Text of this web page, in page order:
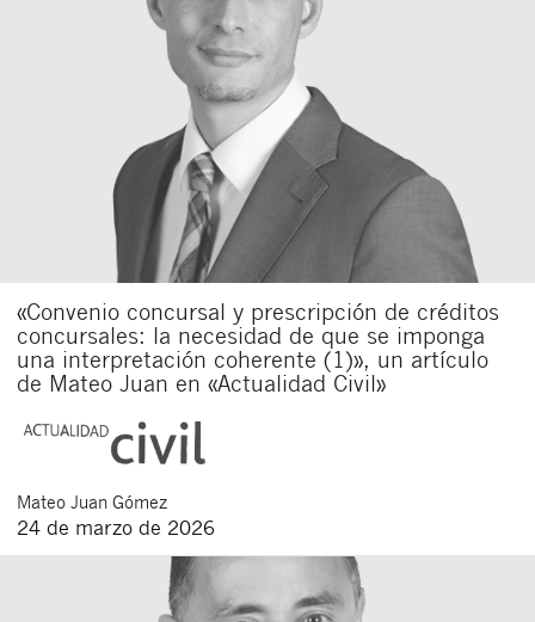
«Convenio concursal y prescripción de créditos
concursales: la necesidad de que se imponga
una interpretación coherente (1)», un artículo
de Mateo Juan en «Actualidad Civil»
Mateo Juan Gómez
24 de marzo de 2026
Acepto recibir comunicaciones sobre nuevos
artículos legales.
condiciones
legales
y privacidad
Al pulsar el botón de envío manifiesta haber leído la siguiente
información básica sobre privacidad: El responsable del tratamiento
es Buades Legal S.L. La finalidad es la atención a su solicitud. Tiene
derecho a acceder, rectificar y suprimir los datos, así como otros
derechos como se explica en lapolítica de privacidad de nuestra web